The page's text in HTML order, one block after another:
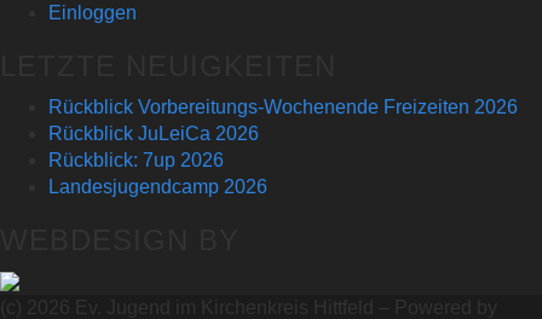
Einloggen
Rückblick Vorbereitungs-Wochenende Freizeiten 2026
Rückblick JuLeiCa 2026
Rückblick: 7up 2026
Landesjugendcamp 2026
(c) 2026 Ev. Jugend im Kirchenkreis Hittfeld – Powered by